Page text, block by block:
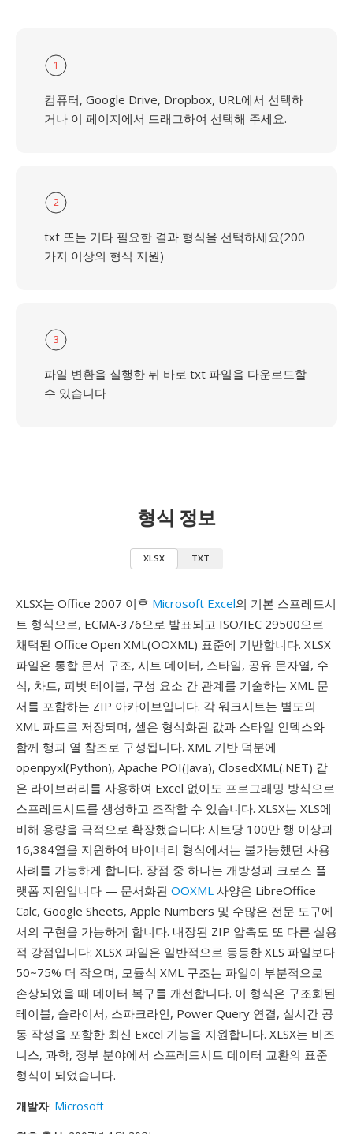
1
컴퓨터, Google Drive, Dropbox, URL에서 선택하
거나 이 페이지에서 드래그하여 선택해 주세요.
2
txt 또는 기타 필요한 결과 형식을 선택하세요(200
가지 이상의 형식 지원)
3
파일 변환을 실행한 뒤 바로 txt 파일을 다운로드할
수 있습니다
형식 정보
XLSX TXT
XLSX는 Office 2007 이후 Microsoft Excel의 기본 스프레드시
트 형식으로, ECMA-376으로 발표되고 ISO/IEC 29500으로
채택된 Office Open XML(OOXML) 표준에 기반합니다. XLSX
파일은 통합 문서 구조, 시트 데이터, 스타일, 공유 문자열, 수
식, 차트, 피벗 테이블, 구성 요소 간 관계를 기술하는 XML 문
서를 포함하는 ZIP 아카이브입니다. 각 워크시트는 별도의
XML 파트로 저장되며, 셀은 형식화된 값과 스타일 인덱스와
함께 행과 열 참조로 구성됩니다. XML 기반 덕분에
openpyxl(Python), Apache POI(Java), ClosedXML(.NET) 같
은 라이브러리를 사용하여 Excel 없이도 프로그래밍 방식으로
스프레드시트를 생성하고 조작할 수 있습니다. XLSX는 XLS에
비해 용량을 극적으로 확장했습니다: 시트당 100만 행 이상과
16,384열을 지원하여 바이너리 형식에서는 불가능했던 사용
사례를 가능하게 합니다. 장점 중 하나는 개방성과 크로스 플
랫폼 지원입니다 — 문서화된 OOXML 사양은 LibreOffice
Calc, Google Sheets, Apple Numbers 및 수많은 전문 도구에
서의 구현을 가능하게 합니다. 내장된 ZIP 압축도 또 다른 실용
적 강점입니다: XLSX 파일은 일반적으로 동등한 XLS 파일보다
50~75% 더 작으며, 모듈식 XML 구조는 파일이 부분적으로
손상되었을 때 데이터 복구를 개선합니다. 이 형식은 구조화된
테이블, 슬라이서, 스파크라인, Power Query 연결, 실시간 공
동 작성을 포함한 최신 Excel 기능을 지원합니다. XLSX는 비즈
니스, 과학, 정부 분야에서 스프레드시트 데이터 교환의 표준
형식이 되었습니다.
개발자: Microsoft